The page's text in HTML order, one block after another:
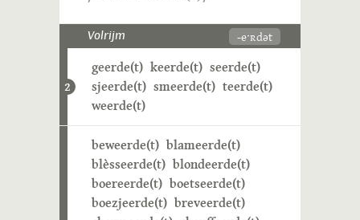
Volrijm -eˑʀdət
2
geerde(t) keerde(t) seerde(t)
sjeerde(t) smeerde(t) teerde(t)
weerde(t)
beweerde(t) blameerde(t)
blèsseerde(t) blondeerde(t)
boereerde(t) boetseerde(t)
boezjeerde(t) breveerde(t)